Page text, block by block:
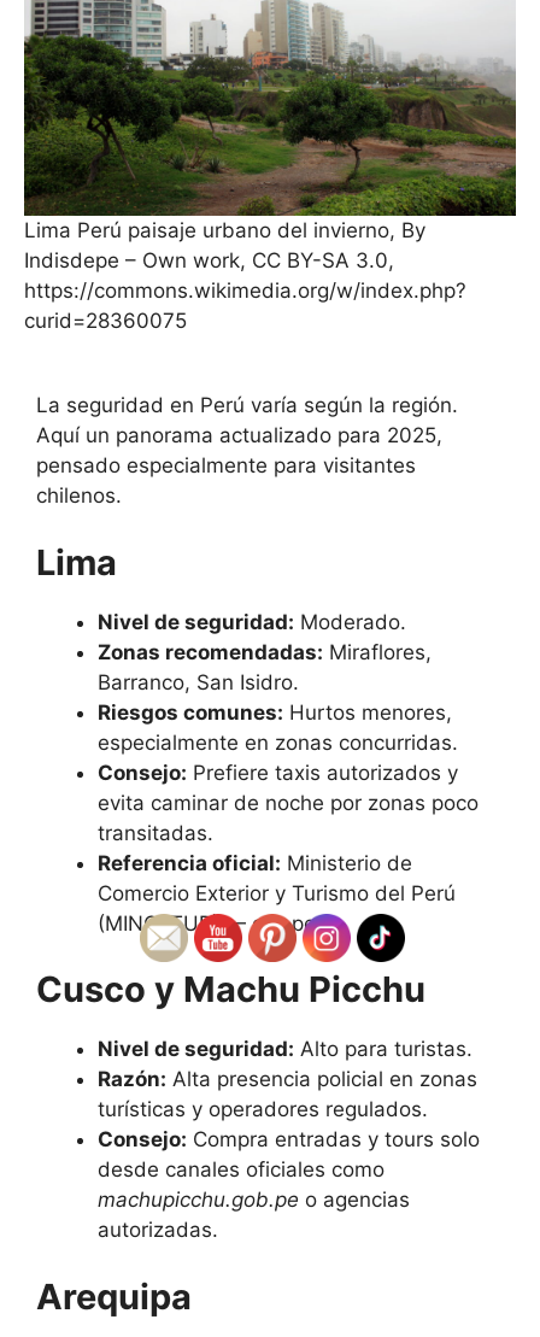
Lima Perú paisaje urbano del invierno, By
Indisdepe – Own work, CC BY-SA 3.0,
https://commons.wikimedia.org/w/index.php?
curid=28360075
La seguridad en Perú varía según la región.
Aquí un panorama actualizado para 2025,
pensado especialmente para visitantes
chilenos.
Lima
Nivel de seguridad: Moderado.
Zonas recomendadas: Miraflores,
Barranco, San Isidro.
Riesgos comunes: Hurtos menores,
especialmente en zonas concurridas.
Consejo: Prefiere taxis autorizados y
evita caminar de noche por zonas poco
transitadas.
Referencia oficial: Ministerio de
Comercio Exterior y Turismo del Perú
(MINCETUR) — gov.pe
Cusco y Machu Picchu
Nivel de seguridad: Alto para turistas.
Razón: Alta presencia policial en zonas
turísticas y operadores regulados.
Consejo: Compra entradas y tours solo
desde canales oficiales como
machupicchu.gob.pe o agencias
autorizadas.
Arequipa